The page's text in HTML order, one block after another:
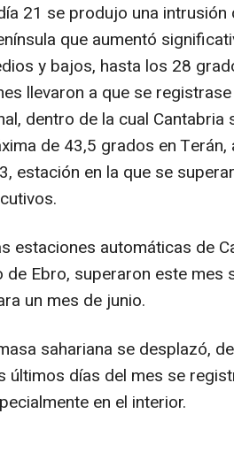
21 se produjo una intrusión
que aumentó
y bajos, hasta los 28
llevaron a que se
dentro de la cual
de 43,5 grados en Terán,
estación en la que se
estaciones automáticas de
de Ebro, superaron este mes
un mes de junio.
sahariana se desplazó,
últimos días del mes se
en el interior.